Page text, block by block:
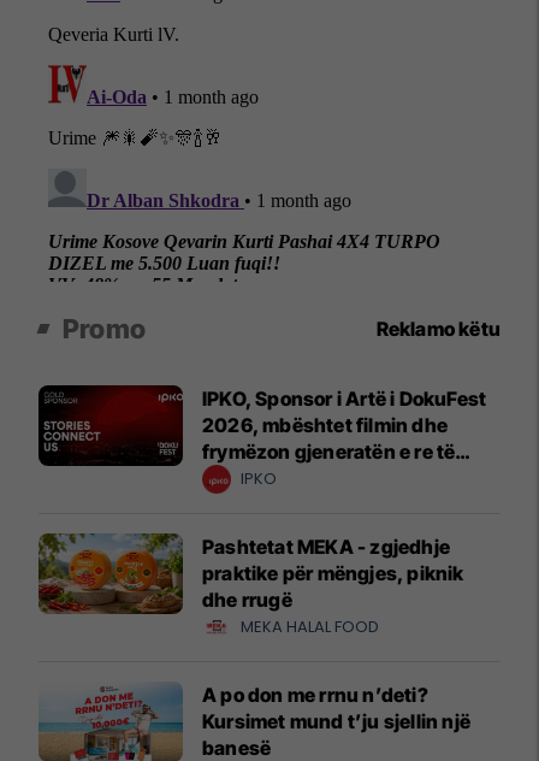
Promo Reklamo këtu
IPKO, Sponsor i Artë i DokuFest
2026, mbështet filmin dhe
frymëzon gjeneratën e re të
krijuesve
IPKO
Pashtetat MEKA - zgjedhje
praktike për mëngjes, piknik
dhe rrugë
MEKA HALAL FOOD
A po don me rrnu n’deti?
Kursimet mund t’ju sjellin një
banesë